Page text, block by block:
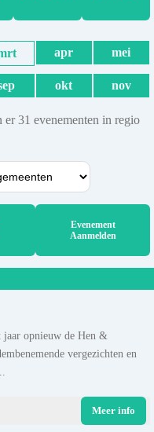
apr mei
okt nov
31 evenementen in regio
Evenement
Aanmelden
opnieuw de Hen &
vergezichten en
Meer info